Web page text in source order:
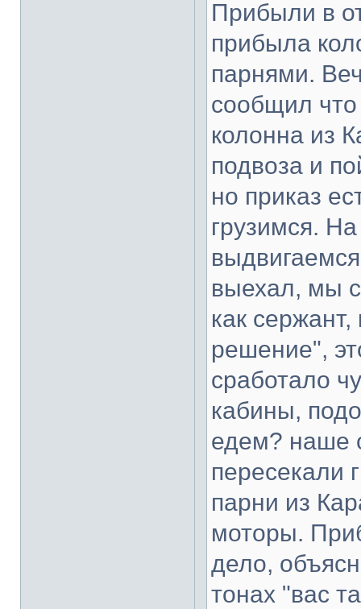
Прибыли в
прибыла
парнями.
сообщил что
колонна из
подвоза и
но приказ
грузимся.
выехал, мы
как
решение",
сработало
кабины,
едем? наше
пересекали
парни из
моторы.
дело,
тонах "вас